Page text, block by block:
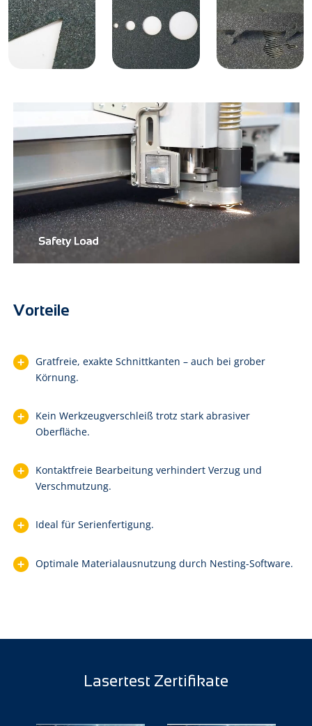
Vorteile
Gratfreie, exakte Schnittkanten – auch bei grober
Körnung.
Kein Werkzeugverschleiß trotz stark abrasiver
Oberfläche.
Kontaktfreie Bearbeitung verhindert Verzug und
Verschmutzung.
Ideal für Serienfertigung.
Optimale Materialausnutzung durch Nesting-Software.
Lasertest Zertifikate